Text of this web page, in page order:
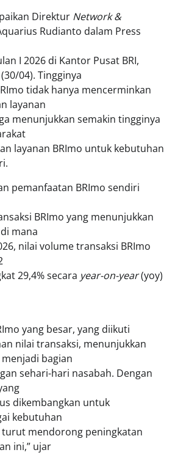
Direktur Network &
Rudianto dalam Press
I 2026 di Kantor Pusat BRI,
04). Tingginya
tidak hanya mencerminkan
layanan
menunjukkan semakin tingginya
layanan BRImo untuk kebutuhan
pemanfaatan BRImo sendiri
BRImo yang menunjukkan
mana
nilai volume transaksi BRImo
29,4% secara year-on-year(yoy)
yang besar, yang diikuti
nilai transaksi, menunjukkan
bagian
sehari-hari nasabah. Dengan
dikembangkan untuk
kebutuhan
turut mendorong peningkatan
ini,” ujar